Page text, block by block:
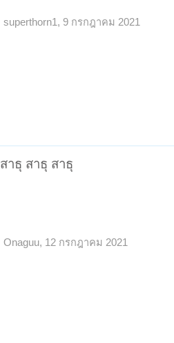
superthorn1 , 9 กรกฎาคม 2021
สาธุ สาธุ สาธุ
Onaguu, 12 กรกฎาคม 2021